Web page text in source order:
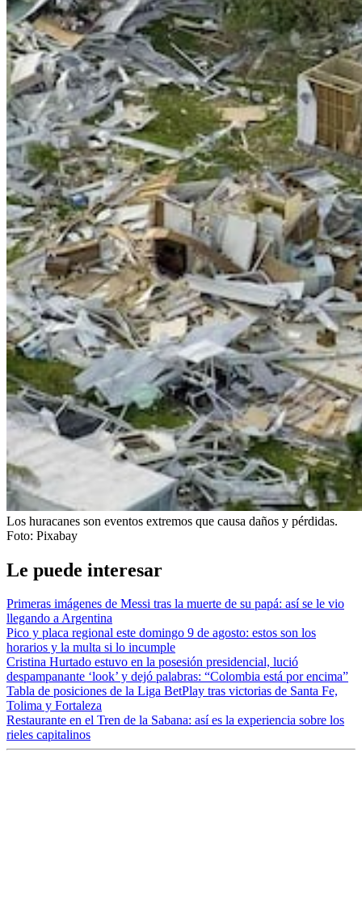
Los huracanes son eventos extremos que causa daños y pérdidas.
Foto: Pixabay
Le puede interesar
Primeras imágenes de Messi tras la muerte de su papá: así se le vio
llegando a Argentina
Pico y placa regional este domingo 9 de agosto: estos son los
horarios y la multa si lo incumple
Cristina Hurtado estuvo en la posesión presidencial, lució
despampanante ‘look’ y dejó palabras: “Colombia está por encima”
Tabla de posiciones de la Liga BetPlay tras victorias de Santa Fe,
Tolima y Fortaleza
Restaurante en el Tren de la Sabana: así es la experiencia sobre los
rieles capitalinos